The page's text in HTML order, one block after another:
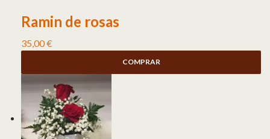
Ramin de rosas
35,00€
COMPRAR